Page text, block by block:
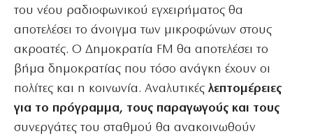
του νέου ραδιοφωνικού εγχειρήματος θα
αποτελέσει το άνοιγμα των μικροφώνων στους
ακροατές. Ο Δημοκρατία FM θα αποτελέσει το
βήμα δημοκρατίας που τόσο ανάγκη έχουν οι
πολίτες και η κοινωνία. Αναλυτικέςλεπτομέρειες
για το πρόγραμμα, τους παραγωγούς και τους
συνεργάτες του σταθμού θα ανακοινωθούν